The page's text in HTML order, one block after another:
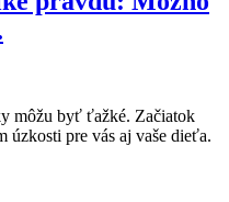
môžu byť ťažké. Začiatok
pre vás aj vaše dieťa.